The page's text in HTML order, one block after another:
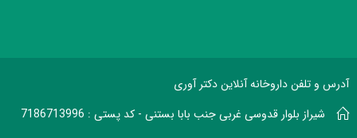
آدرس و تلفن داروخانه آنلاین دکتر آوری
شیراز بلوار قدوسی غربی جنب بابا بستنی - کد پستی : 7186713996